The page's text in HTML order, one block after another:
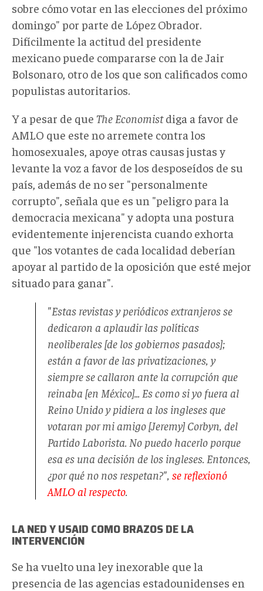
sobre cómo votar en las elecciones del próximo
domingo" por parte de López Obrador.
Difícilmente la actitud del presidente
mexicano puede compararse con la de Jair
Bolsonaro, otro de los que son calificados como
populistas autoritarios.
Y a pesar de que The Economistdiga a favor de
AMLO que este no arremete contra los
homosexuales, apoye otras causas justas y
levante la voz a favor de los desposeídos de su
país, además de no ser "personalmente
corrupto", señala que es un "peligro para la
democracia mexicana" y adopta una postura
evidentemente injerencista cuando exhorta
que "los votantes de cada localidad deberían
apoyar al partido de la oposición que esté mejor
situado para ganar".
"Estas revistas y periódicos extranjeros se
dedicaron a aplaudir las políticas
neoliberales [de los gobiernos pasados];
están a favor de las privatizaciones, y
siempre se callaron ante la corrupción que
reinaba [en México]... Es como si yo fuera al
Reino Unido y pidiera a los ingleses que
votaran por mi amigo [Jeremy] Corbyn, del
Partido Laborista. No puedo hacerlo porque
esa es una decisión de los ingleses. Entonces,
¿por qué no nos respetan?", se reflexionó
AMLO al respecto.
LA NED Y USAID COMO BRAZOS DE LA
INTERVENCIÓN
Se ha vuelto una ley inexorable que la
presencia de las agencias estadounidenses en